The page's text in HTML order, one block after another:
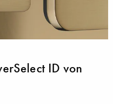
ID von